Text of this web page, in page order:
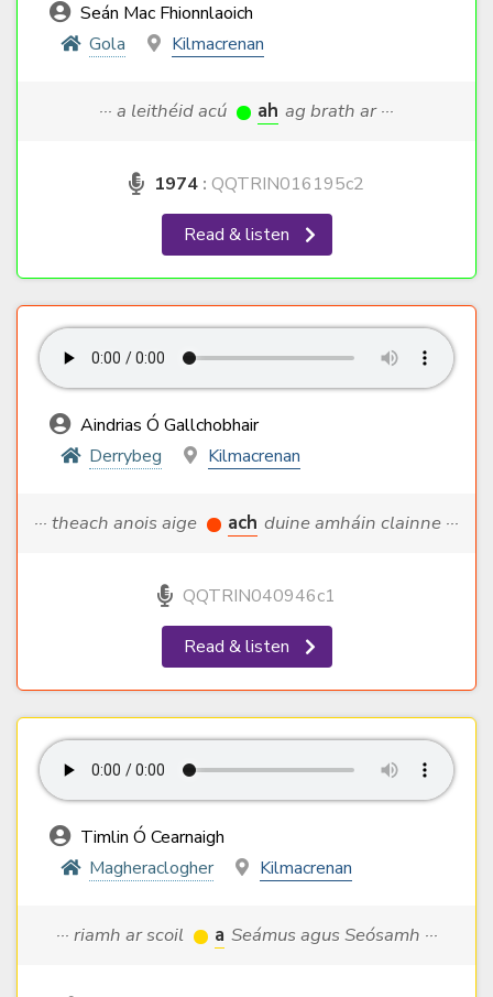
Seán Mac Fhionnlaoich
Gola
Kilmacrenan
··· a leithéid acú ah ag brath ar ···
1974 : QQTRIN016195c2
Read & listen
Aindrias Ó Gallchobhair
Derrybeg
Kilmacrenan
··· theach anois aige ach duine amháin clainne ···
QQTRIN040946c1
Read & listen
Timlin Ó Cearnaigh
Magheraclogher
Kilmacrenan
··· riamh ar scoil a Seámus agus Seósamh ···